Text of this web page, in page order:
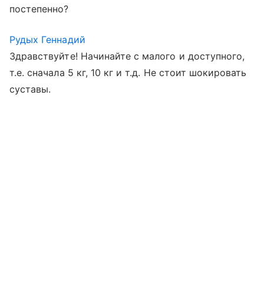
постепенно?
Рудых Геннадий
Здравствуйте! Начинайте с малого и доступного,
т.е. сначала 5 кг, 10 кг и т.д. Не стоит шокировать
суставы.